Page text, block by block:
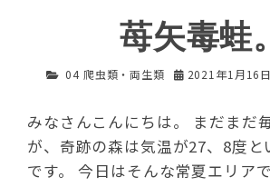
苺矢毒蛙。
04 爬虫類・両生類 2021年1月16日
みなさんこんにちは。 まだまだ
が、奇跡の森は気温が27、8度と
です。 今日はそんな常夏エリア